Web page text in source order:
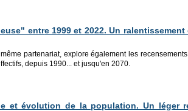
entre 1999 et 2022. Un
partenariat, explore également les
depuis 1990... et jusqu'en 2070.
et évolution de la population. Un léger